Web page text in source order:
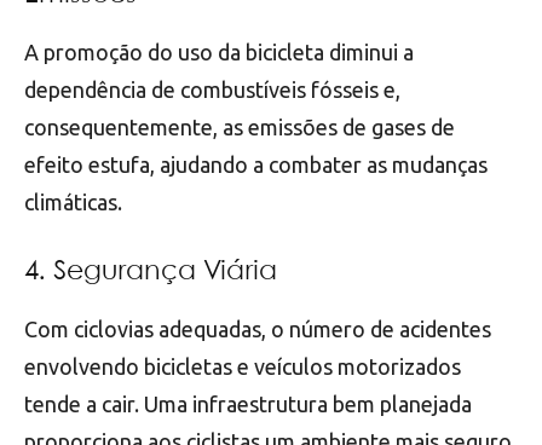
A promoção do uso da bicicleta diminui a
dependência de combustíveis fósseis e,
consequentemente, as emissões de gases de
efeito estufa, ajudando a combater as mudanças
climáticas.
4. Segurança Viária
Com ciclovias adequadas, o número de acidentes
envolvendo bicicletas e veículos motorizados
tende a cair. Uma infraestrutura bem planejada